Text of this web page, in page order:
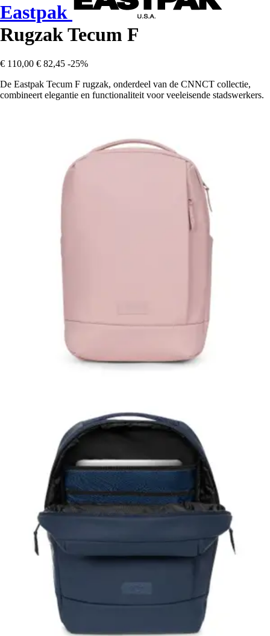
Eastpak
Rugzak Tecum F
€ 110,00 € 82,45 -25%
De Eastpak Tecum F rugzak, onderdeel van de CNNCT collectie,
combineert elegantie en functionaliteit voor veeleisende stadswerkers.